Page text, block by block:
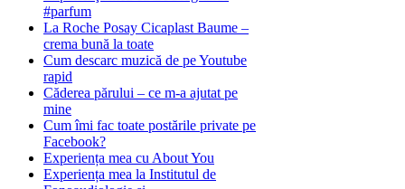
#parfum
La Roche Posay Cicaplast Baume –
crema bună la toate
Cum descarc muzică de pe Youtube
rapid
Căderea părului – ce m-a ajutat pe
mine
Cum îmi fac toate postările private pe
Facebook?
Experiența mea cu About You
Experiența mea la Institutul de